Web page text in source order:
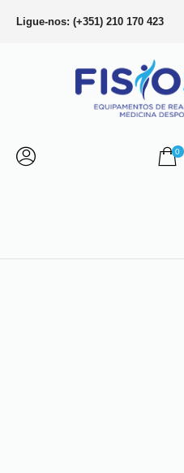
Ligue-nos: (+351) 210 170 423
0